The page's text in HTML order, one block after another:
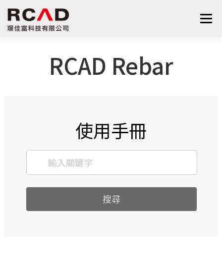
選單
軟體產品 算量服務
RCAD Rebar
使用手冊
搜尋